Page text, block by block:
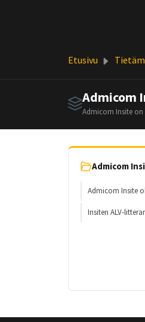
Etusivu
Admicom
Admicom Insite
Admicom
Admicom Insite
Insiten ALV-